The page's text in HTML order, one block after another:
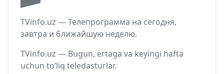
TVinfo.uz — Телепрограмма на сегодня,
завтра и ближайшую неделю.
TVinfo.uz — Bugun, ertaga va keyingi hafta
uchun to‘liq teledasturlar.